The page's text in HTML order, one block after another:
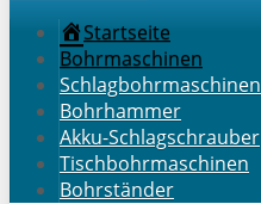
Startseite
Bohrmaschinen
Schlagbohrmaschinen
Bohrhammer
Akku-Schlagschrauber
Tischbohrmaschinen
Bohrständer